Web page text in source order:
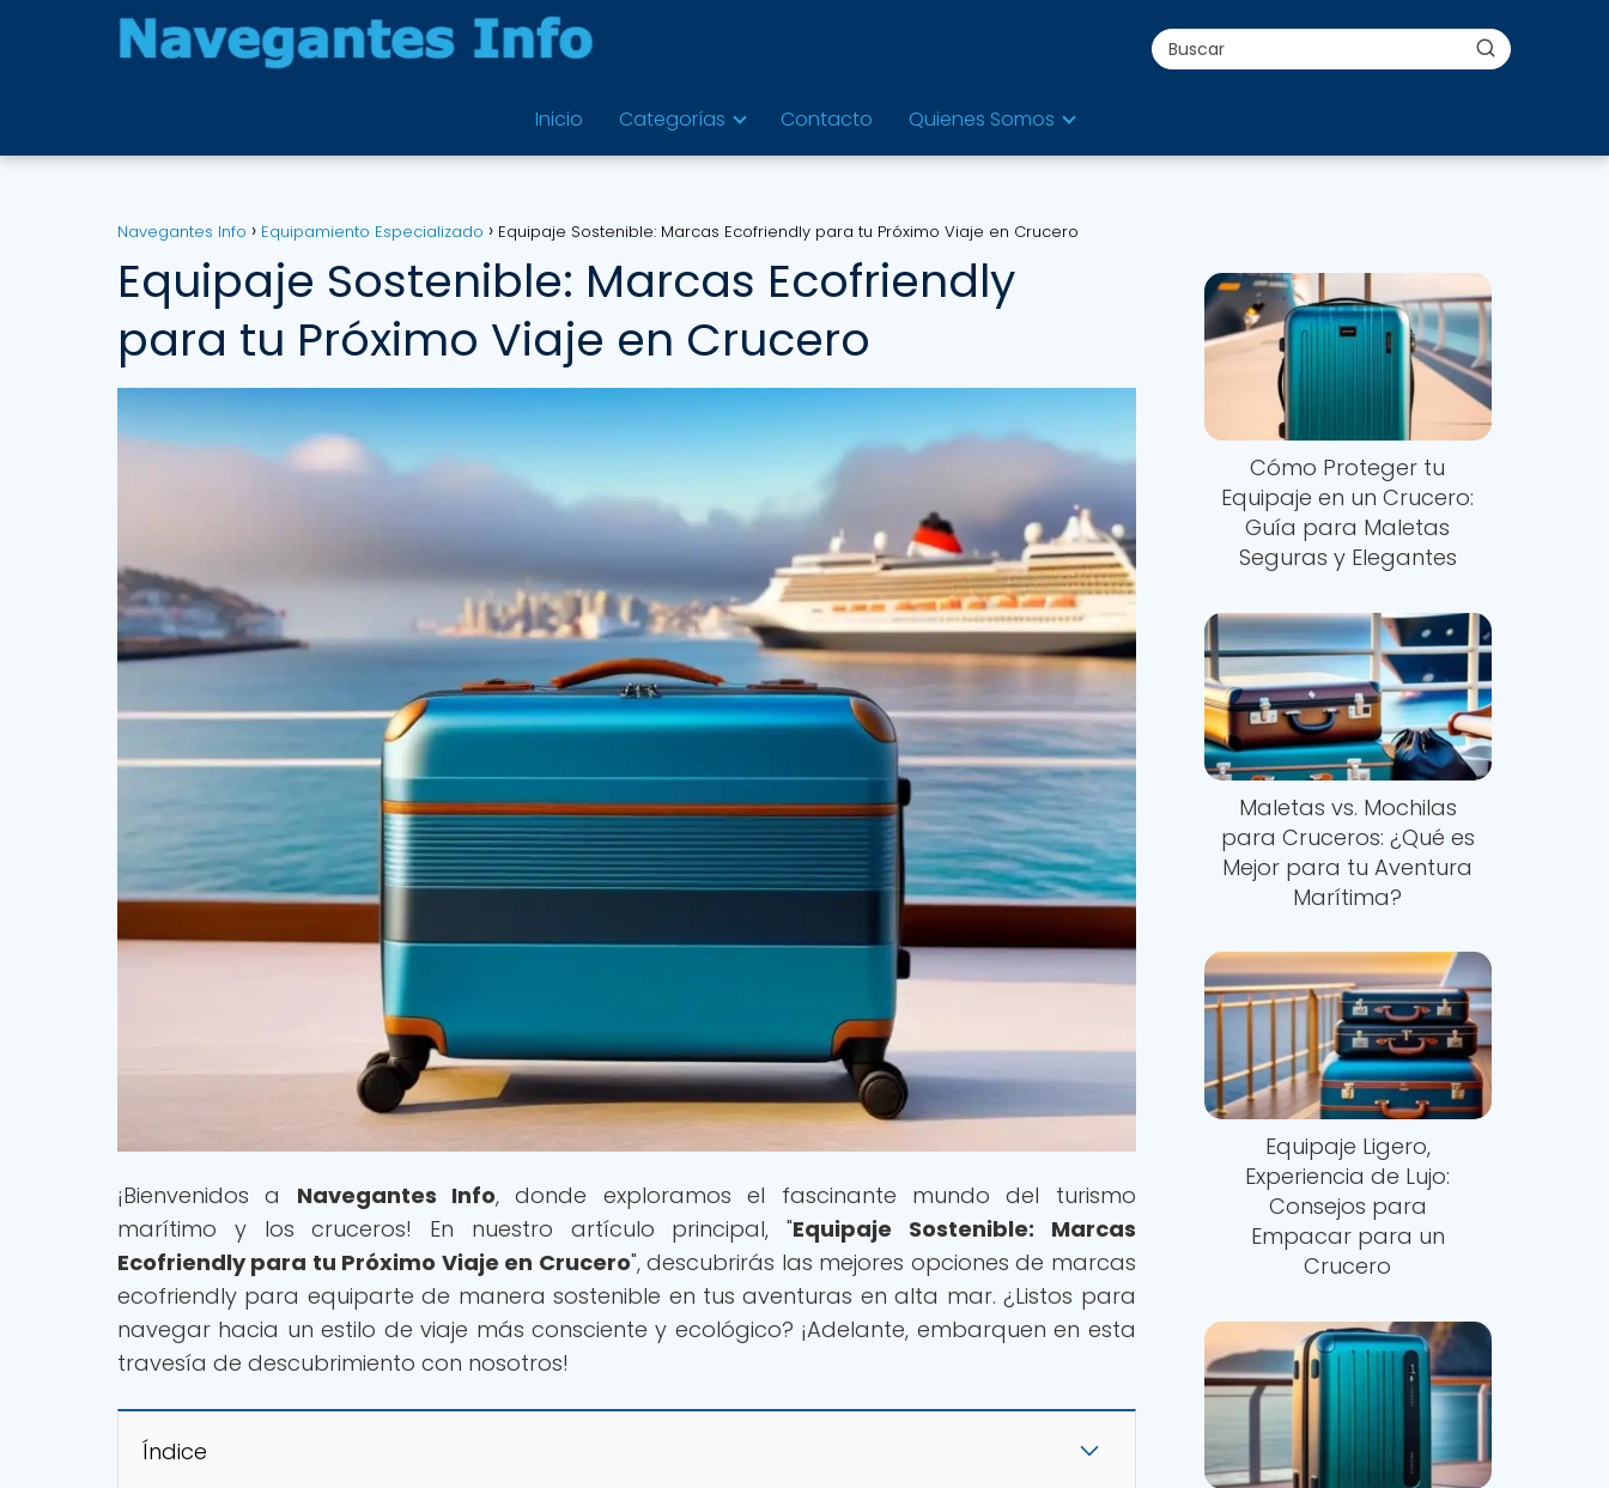
Inicio Categorías Contacto Quienes Somos
Navegantes Info Equipamiento Especializado Equipaje Sostenible: Marcas Ecofriendly para tu Próximo Viaje en Crucero
Equipaje Sostenible: Marcas Ecofriendly
para tu Próximo Viaje en Crucero
¡Bienvenidos a Navegantes Info, donde exploramos el fascinante mundo del turismo
marítimo y los cruceros! En nuestro artículo principal, "Equipaje Sostenible: Marcas
Ecofriendly para tu Próximo Viaje en Crucero", descubrirás las mejores opciones de marcas
ecofriendly para equiparte de manera sostenible en tus aventuras en alta mar. ¿Listos para
navegar hacia un estilo de viaje más consciente y ecológico? ¡Adelante, embarquen en esta
travesía de descubrimiento con nosotros!
Índice
Cómo Proteger tu
Equipaje en un Crucero:
Guía para Maletas
Seguras y Elegantes
Maletas vs. Mochilas
para Cruceros: ¿Qué es
Mejor para tu Aventura
Marítima?
Equipaje Ligero,
Experiencia de Lujo:
Consejos para
Empacar para un
Crucero